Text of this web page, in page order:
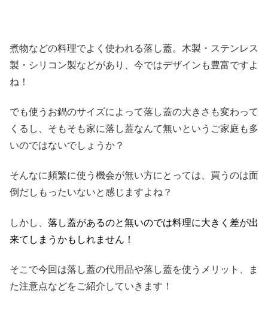
煮物などの料理でよく使われる落し蓋。木製・ステンレス
製・シリコン製などがあり、今ではデザインも豊富ですよ
ね！
でも使うお鍋のサイズによって落し蓋の大きさも変わって
くるし、そもそも家に落し蓋なんて無いというご家庭も多
いのではないでしょうか？
そんなに頻繁に使う機会が無い方にとっては、買うのは面
倒だしもったいないと感じますよね？
しかし、 落し蓋があるのと無いのでは料理に大きく差が出
来てしまうかもしれません！
そこで今回は落し蓋の代用品や落し蓋を使うメリット、ま
た注意点などをご紹介していきます！